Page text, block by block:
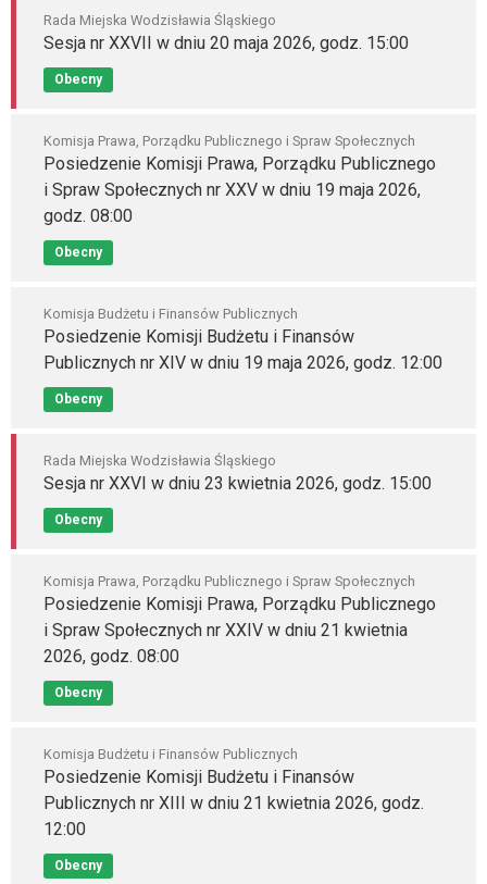
Rada Miejska Wodzisławia Śląskiego
Sesja nr XXVII w dniu 20 maja 2026, godz. 15:00
Obecny
Komisja Prawa, Porządku Publicznego i Spraw Społecznych
Posiedzenie Komisji Prawa, Porządku Publicznego
i Spraw Społecznych nr XXV w dniu 19 maja 2026,
godz. 08:00
Obecny
Komisja Budżetu i Finansów Publicznych
Posiedzenie Komisji Budżetu i Finansów
Publicznych nr XIV w dniu 19 maja 2026, godz. 12:00
Obecny
Rada Miejska Wodzisławia Śląskiego
Sesja nr XXVI w dniu 23 kwietnia 2026, godz. 15:00
Obecny
Komisja Prawa, Porządku Publicznego i Spraw Społecznych
Posiedzenie Komisji Prawa, Porządku Publicznego
i Spraw Społecznych nr XXIV w dniu 21 kwietnia
2026, godz. 08:00
Obecny
Komisja Budżetu i Finansów Publicznych
Posiedzenie Komisji Budżetu i Finansów
Publicznych nr XIII w dniu 21 kwietnia 2026, godz.
12:00
Obecny